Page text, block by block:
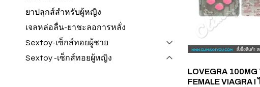
ยาปลุกส์สำหรับผู้หญิง
เจลหล่อลื่น-ยาชะลอการหลั่ง
Sextoy-เซ็กส์ทอยผู้ชาย
Sextoy -เซ็กส์ทอยผู้หญิง
LOVEGRA 100MG
FEMALE VIAGRA I